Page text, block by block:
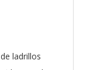
ladrillos